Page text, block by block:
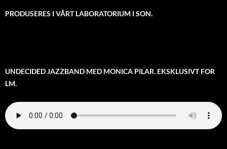
PRODUSERES I VÅRT LABORATORIUM I SON.
UNDECIDED JAZZBAND MED MONICA PILAR. EKSKLUSIVT FOR
LM.